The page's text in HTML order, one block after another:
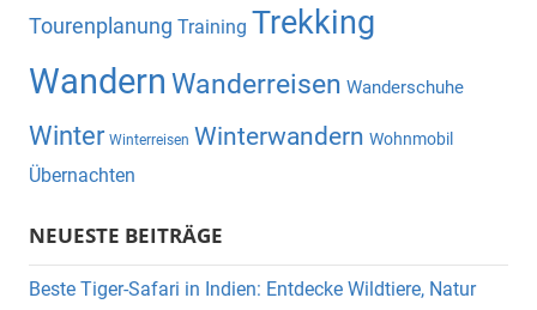
Tourenplanung Training Trekking
Wandern Wanderreisen Wanderschuhe
Winter Winterreisen Winterwandern Wohnmobil
Übernachten
NEUESTE BEITRÄGE
Beste Tiger-Safari in Indien: Entdecke Wildtiere, Natur